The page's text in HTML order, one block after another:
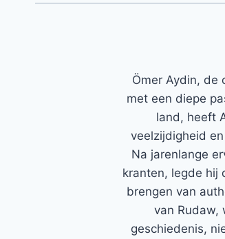
Ömer Aydin, de
met een diepe
land, heeft
veelzijdigheid
Na jarenlange
kranten, legde hij
brengen van
van Rudaw,
geschiedenis,